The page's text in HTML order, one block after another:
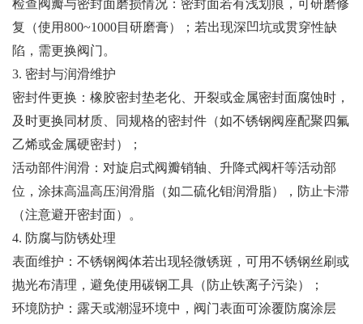
检查阀瓣与密封面磨损情况：密封面若有浅划痕，可研磨修
复（使用800~1000目研磨膏）；若出现深凹坑或贯穿性缺
陷，需更换阀门。
3. 密封与润滑维护
密封件更换：橡胶密封垫老化、开裂或金属密封面腐蚀时，
及时更换同材质、同规格的密封件（如不锈钢阀座配聚四氟
乙烯或金属硬密封）；
活动部件润滑：对旋启式阀瓣销轴、升降式阀杆等活动部
位，涂抹高温高压润滑脂（如二硫化钼润滑脂），防止卡滞
（注意避开密封面）。
4. 防腐与防锈处理
表面维护：不锈钢阀体若出现轻微锈斑，可用不锈钢丝刷或
抛光布清理，避免使用碳钢工具（防止铁离子污染）；
环境防护：露天或潮湿环境中，阀门表面可涂覆防腐涂层